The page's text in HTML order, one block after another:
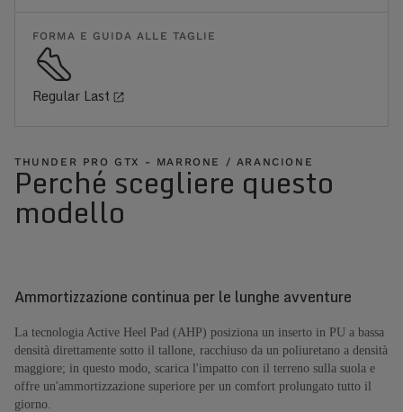
FORMA E GUIDA ALLE TAGLIE
Regular Last
THUNDER PRO GTX - MARRONE / ARANCIONE
Perché scegliere questo
modello
Ammortizzazione continua per le lunghe avventure
La tecnologia Active Heel Pad (AHP) posiziona un inserto in PU a bassa
densità direttamente sotto il tallone, racchiuso da un poliuretano a densità
maggiore; in questo modo, scarica l'impatto con il terreno sulla suola e
offre un'ammortizzazione superiore per un comfort prolungato tutto il
giorno.